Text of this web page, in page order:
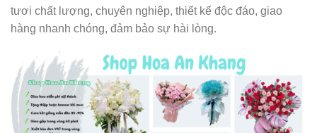
tươi chất lượng, chuyên nghiệp, thiết kế độc đáo, giao
hàng nhanh chóng, đảm bảo sự hài lòng.